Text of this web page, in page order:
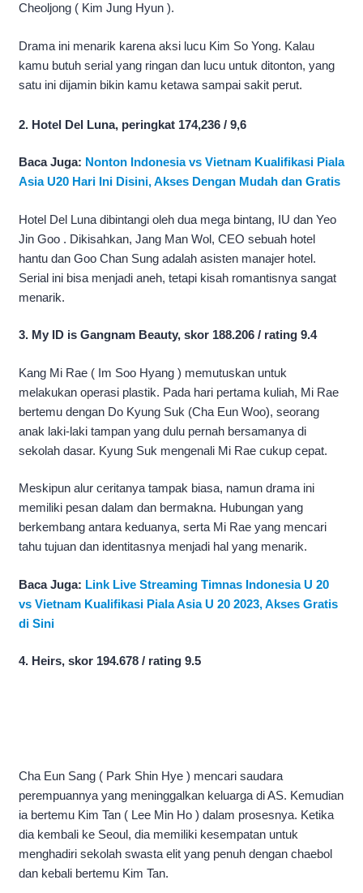
Cheoljong ( Kim Jung Hyun ).
Drama ini menarik karena aksi lucu Kim So Yong. Kalau
kamu butuh serial yang ringan dan lucu untuk ditonton, yang
satu ini dijamin bikin kamu ketawa sampai sakit perut.
2. Hotel Del Luna, peringkat 174,236 / 9,6
Baca Juga: Nonton Indonesia vs Vietnam Kualifikasi Piala
Asia U20 Hari Ini Disini, Akses Dengan Mudah dan Gratis
Hotel Del Luna dibintangi oleh dua mega bintang, IU dan Yeo
Jin Goo . Dikisahkan, Jang Man Wol, CEO sebuah hotel
hantu dan Goo Chan Sung adalah asisten manajer hotel.
Serial ini bisa menjadi aneh, tetapi kisah romantisnya sangat
menarik.
3. My ID is Gangnam Beauty, skor 188.206 / rating 9.4
Kang Mi Rae ( Im Soo Hyang ) memutuskan untuk
melakukan operasi plastik. Pada hari pertama kuliah, Mi Rae
bertemu dengan Do Kyung Suk (Cha Eun Woo), seorang
anak laki-laki tampan yang dulu pernah bersamanya di
sekolah dasar. Kyung Suk mengenali Mi Rae cukup cepat.
Meskipun alur ceritanya tampak biasa, namun drama ini
memiliki pesan dalam dan bermakna. Hubungan yang
berkembang antara keduanya, serta Mi Rae yang mencari
tahu tujuan dan identitasnya menjadi hal yang menarik.
Baca Juga: Link Live Streaming Timnas Indonesia U 20
vs Vietnam Kualifikasi Piala Asia U 20 2023, Akses Gratis
di Sini
4. Heirs, skor 194.678 / rating 9.5
Cha Eun Sang ( Park Shin Hye ) mencari saudara
perempuannya yang meninggalkan keluarga di AS. Kemudian
ia bertemu Kim Tan ( Lee Min Ho ) dalam prosesnya. Ketika
dia kembali ke Seoul, dia memiliki kesempatan untuk
menghadiri sekolah swasta elit yang penuh dengan chaebol
dan kebali bertemu Kim Tan.